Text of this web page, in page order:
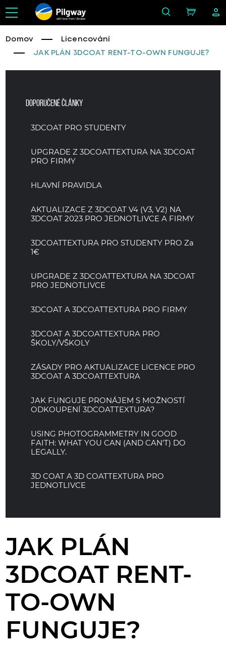
with love from Ukraine
Domov
Licencování
JAK PLÁN 3DCOAT RENT-TO-OWN FUNGUJE?
Doporučené články
3DCOAT PRO STUDENTY
UPGRADE Z 3DCOATTEXTURA NA 3DCOAT
PRO FIRMY
HLAVNÍ PRAVIDLA
AKTUALIZACE Z 3DCOAT V4 (V3, V2) NA
3DCOAT 2023 PRO JEDNOTLIVCE A FIRMY
3DCOATTEXTURA PRO STUDENTY PRO Za
1€
UPGRADE Z 3DCOATTEXTURA NA 3DCOAT
PRO JEDNOTLIVCE
3DCOAT A 3DCOATTEXTURA PRO FIRMY
3DCOAT A 3DCOATTEXTURA PRO
ŠKOLY/VŠKOLY
ZÁSADY PRO AKTUALIZACE LICENCE PRO
3DCOAT A 3DCOATTEXTURA
JAK FUNGUJE PRONÁJEM S MOŽNOSTÍ
ODKOUPENÍ 3DCOATTEXTURA?
USING PHOTOGRAMMETRY IN GOOD
FAITH: WHAT YOU CAN (AND CAN'T) DO
LEGALLY.
3D COAT A 3D COATTEXTURA PRO
JEDNOTLIVCE
JAK PLÁN
3DCOAT RENT-
TO-OWN
FUNGUJE?